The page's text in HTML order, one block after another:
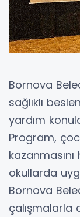
Bornova
sağlıklı
yardım
Program,
okullarda
Bornova
çalışmalarla